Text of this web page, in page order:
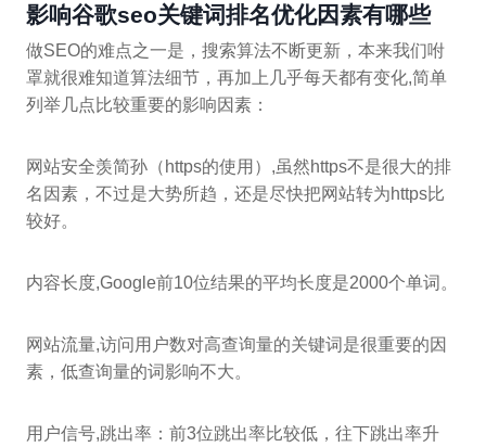
影响谷歌seo关键词排名优化因素有哪些
做SEO的难点之一是，搜索算法不断更新，本来我们咐
罩就很难知道算法细节，再加上几乎每天都有变化,简单
列举几点比较重要的影响因素：
网站安全羡简孙（https的使用）,虽然https不是很大的排
名因素，不过是大势所趋，还是尽快把网站转为https比
较好。
内容长度,Google前10位结果的平均长度是2000个单词。
网站流量,访问用户数对高查询量的关键词是很重要的因
素，低查询量的词影响不大。
用户信号,跳出率：前3位跳出率比较低，往下跳出率升